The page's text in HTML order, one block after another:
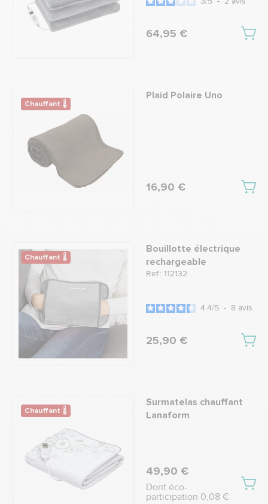
64,95 €
Chauffant 🌡
Plaid Polaire Uno
16,90 €
Chauffant 🌡
Bouillotte électrique
rechargeable
Ref.: 112132
4.4/5 - 8 avis
25,90 €
Chauffant 🌡
Surmatelas chauffant
Lanaform
49,90 €
Dont éco-
participation 0,08 €